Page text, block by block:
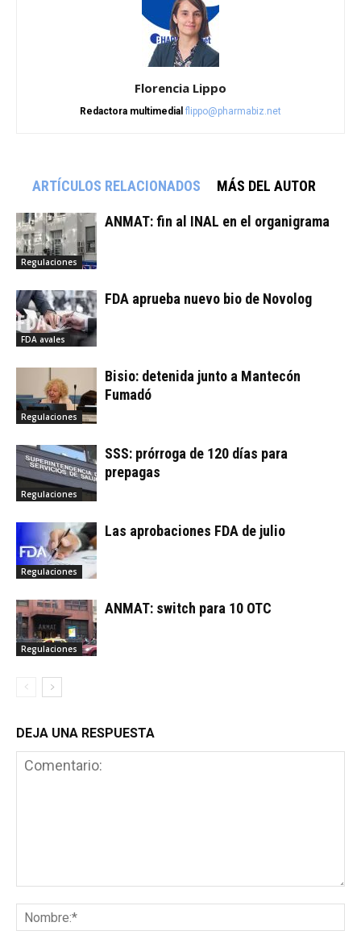
Florencia Lippo
Redactora multimedial flippo@pharmabiz.net
ARTÍCULOS RELACIONADOS MÁS DEL AUTOR
Regulaciones
ANMAT: fin al INAL en el organigrama
FDA avales
FDA aprueba nuevo bio de Novolog
Regulaciones
Bisio: detenida junto a Mantecón
Fumadó
Regulaciones
SSS: prórroga de 120 días para
prepagas
Regulaciones
Las aprobaciones FDA de julio
Regulaciones
ANMAT: switch para 10 OTC
DEJA UNA RESPUESTA